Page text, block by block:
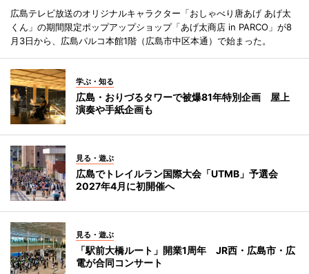
広島テレビ放送のオリジナルキャラクター「おしゃべり唐あげ あげ太
くん」の期間限定ポップアップショップ「あげ太商店 in PARCO」が8
月3日から、広島パルコ本館1階（広島市中区本通）で始まった。
学ぶ・知る
広島・おりづるタワーで被爆81年特別企画 屋上
演奏や手紙企画も
見る・遊ぶ
広島でトレイルラン国際大会「UTMB」予選会
2027年4月に初開催へ
見る・遊ぶ
「駅前大橋ルート」開業1周年 JR西・広島市・広
電が合同コンサート